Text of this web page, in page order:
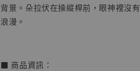
背景。朵拉伏在操縱桿前，眼神裡沒
浪漫。
■ 商品資訊：